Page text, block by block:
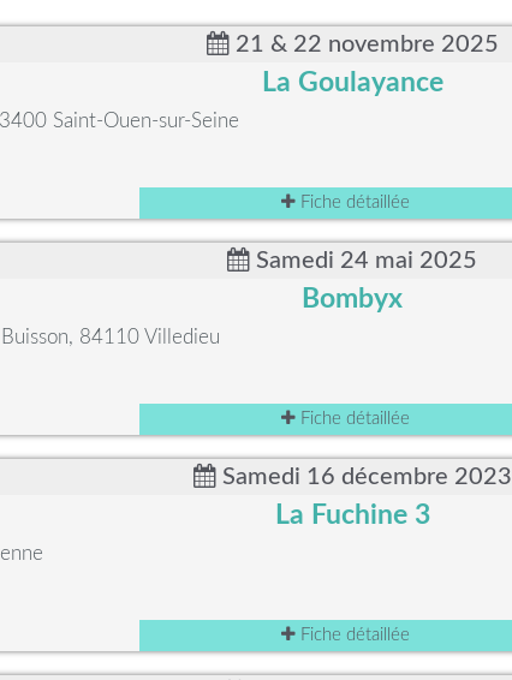
21 & 22 novembre 2025
La Goulayance
Saint-Ouen-sur-Seine
Fiche détaillée
Samedi 24 mai 2025
Bombyx
84110 Villedieu
Fiche détaillée
Samedi 16 décembre 2023
La Fuchine 3
Fiche détaillée